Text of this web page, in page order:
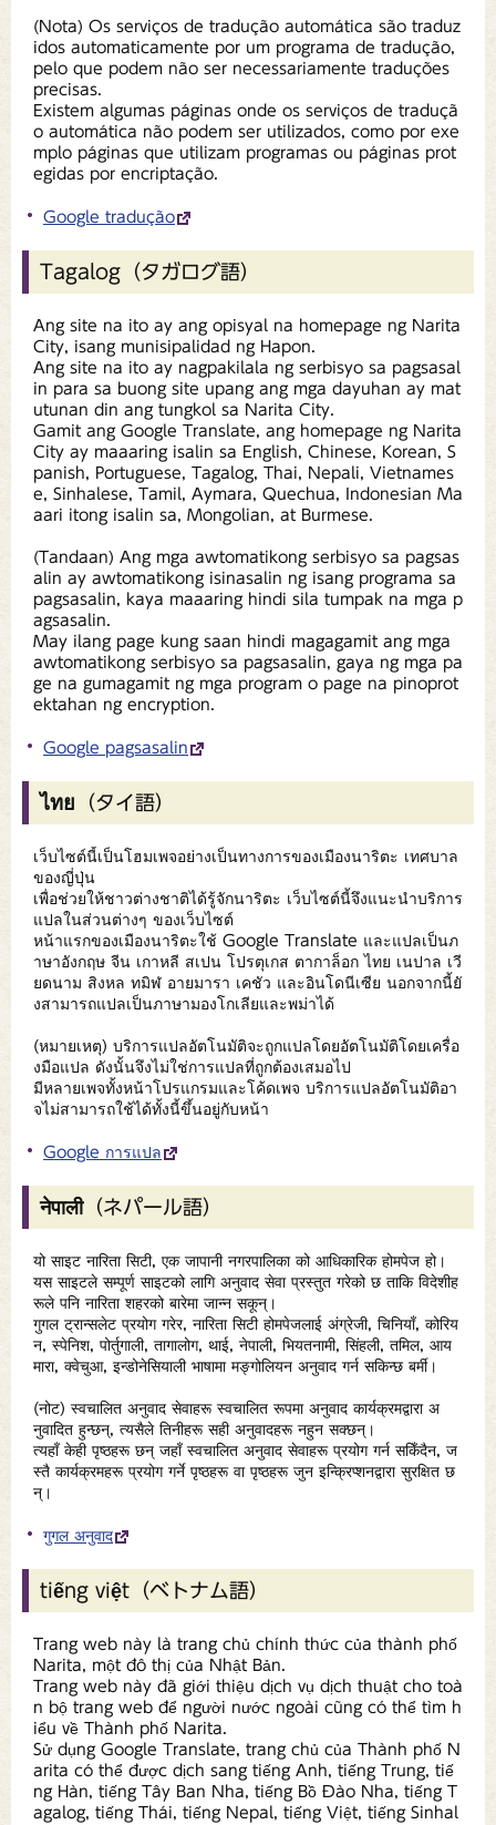
(Nota) Os serviços de tradução automática são traduz
idos automaticamente por um programa de tradução,
pelo que podem não ser necessariamente traduções
precisas.
Existem algumas páginas onde os serviços de traduçã
o automática não podem ser utilizados, como por exe
mplo páginas que utilizam programas ou páginas prot
egidas por encriptação.
Google tradução
Tagalog（タガログ語）
Ang site na ito ay ang opisyal na homepage ng Narita
City, isang munisipalidad ng Hapon.
Ang site na ito ay nagpakilala ng serbisyo sa pagsasal
in para sa buong site upang ang mga dayuhan ay mat
utunan din ang tungkol sa Narita City.
Gamit ang Google Translate, ang homepage ng Narita
City ay maaaring isalin sa English, Chinese, Korean, S
panish, Portuguese, Tagalog, Thai, Nepali, Vietnames
e, Sinhalese, Tamil, Aymara, Quechua, Indonesian Ma
aari itong isalin sa, Mongolian, at Burmese.
(Tandaan) Ang mga awtomatikong serbisyo sa pagsas
alin ay awtomatikong isinasalin ng isang programa sa
pagsasalin, kaya maaaring hindi sila tumpak na mga p
agsasalin.
May ilang page kung saan hindi magagamit ang mga
awtomatikong serbisyo sa pagsasalin, gaya ng mga pa
ge na gumagamit ng mga program o page na pinoprot
ektahan ng encryption.
Google pagsasalin
ไทย（タイ語）
เว็บไซต์นี้เป็นโฮมเพจอย่างเป็นทางการของเมืองนาริตะ เทศบาล
ของญี่ปุ่น
เพื่อช่วยให้ชาวต่างชาติได้รู้จักนาริตะ เว็บไซต์นี้จึงแนะนำบริการ
แปลในส่วนต่างๆ ของเว็บไซต์
หน้าแรกของเมืองนาริตะใช้ Google Translate และแปลเป็นภ
าษาอังกฤษ จีน เกาหลี สเปน โปรตุเกส ตากาล็อก ไทย เนปาล เวี
ยดนาม สิงหล ทมิฬ อายมารา เคชัว และอินโดนีเซีย นอกจากนี้ยั
งสามารถแปลเป็นภาษามองโกเลียและพม่าได้
(หมายเหตุ) บริการแปลอัตโนมัติจะถูกแปลโดยอัตโนมัติโดยเครื่อ
งมือแปล ดังนั้นจึงไม่ใช่การแปลที่ถูกต้องเสมอไป
มีหลายเพจทั้งหน้าโปรแกรมและโค้ดเพจ บริการแปลอัตโนมัติอา
จไม่สามารถใช้ได้ทั้งนี้ขึ้นอยู่กับหน้า
Google การแปล
नेपाली（ネパール語）
यो साइट नारिता सिटी, एक जापानी नगरपालिका को आधिकारिक होमपेज हो।
यस साइटले सम्पूर्ण साइटको लागि अनुवाद सेवा प्रस्तुत गरेको छ ताकि विदेशीह
रूले पनि नारिता शहरको बारेमा जान्न सकून्।
गुगल ट्रान्सलेट प्रयोग गरेर, नारिता सिटी होमपेजलाई अंग्रेजी, चिनियाँ, कोरिय
न, स्पेनिश, पोर्तुगाली, तागालोग, थाई, नेपाली, भियतनामी, सिंहली, तमिल, आय
मारा, क्वेचुआ, इन्डोनेसियाली भाषामा मङ्गोलियन अनुवाद गर्न सकिन्छ बर्मी।
(नोट) स्वचालित अनुवाद सेवाहरू स्वचालित रूपमा अनुवाद कार्यक्रमद्वारा अ
नुवादित हुन्छन्, त्यसैले तिनीहरू सही अनुवादहरू नहुन सक्छन्।
त्यहाँ केही पृष्ठहरू छन् जहाँ स्वचालित अनुवाद सेवाहरू प्रयोग गर्न सकिँदैन, ज
स्तै कार्यक्रमहरू प्रयोग गर्ने पृष्ठहरू वा पृष्ठहरू जुन इन्क्रिप्शनद्वारा सुरक्षित छ
न्।
गुगल अनुवाद
tiếng việt（ベトナム語）
Trang web này là trang chủ chính thức của thành phố
Narita, một đô thị của Nhật Bản.
Trang web này đã giới thiệu dịch vụ dịch thuật cho toà
n bộ trang web để người nước ngoài cũng có thể tìm h
iểu về Thành phố Narita.
Sử dụng Google Translate, trang chủ của Thành phố N
arita có thể được dịch sang tiếng Anh, tiếng Trung, tiế
ng Hàn, tiếng Tây Ban Nha, tiếng Bồ Đào Nha, tiếng T
agalog, tiếng Thái, tiếng Nepal, tiếng Việt, tiếng Sinhal